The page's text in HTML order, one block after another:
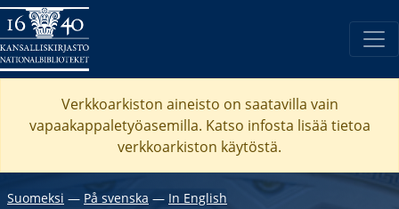
Verkkoarkiston aineisto on saatavilla vain
vapaakappaletyöasemilla. Katso infosta lisää tietoa
verkkoarkiston käytöstä.
Suomeksi ― På svenska ― In English